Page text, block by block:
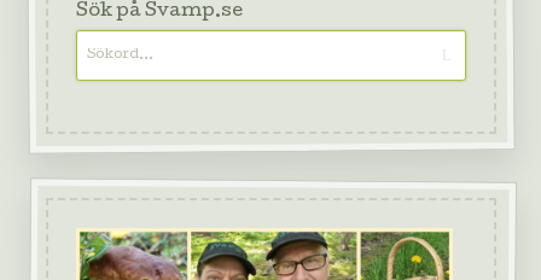
Sök på Svamp.se